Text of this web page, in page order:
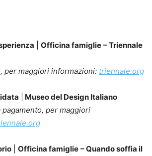
Officina famiglie – Triennale
per maggiori informazioni: triennale.org
Museo del Design Italiano
pagamento, per maggiori
Officina famiglie – Quando soffia il